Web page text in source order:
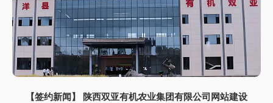
【签约新闻】 陕西双亚有机农业集团有限公司网站建设